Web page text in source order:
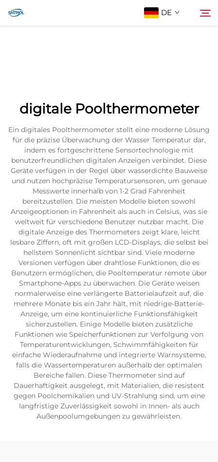
DE
Kontaktieren Sie uns
digitale Poolthermometer
Ein digitales Poolthermometer stellt eine moderne Lösung
für die präzise Überwachung der Wasser Temperatur dar,
indem es fortgeschrittene Sensortechnologie mit
benutzerfreundlichen digitalen Anzeigen verbindet. Diese
Geräte verfügen in der Regel über wasserdichte Bauweise
und nutzen hochpräzise Temperatursensoren, um genaue
Messwerte innerhalb von 1-2 Grad Fahrenheit
bereitzustellen. Die meisten Modelle bieten sowohl
Anzeigeoptionen in Fahrenheit als auch in Celsius, was sie
weltweit für verschiedene Benutzer nutzbar macht. Die
digitale Anzeige des Thermometers zeigt klare, leicht
lesbare Ziffern, oft mit großen LCD-Displays, die selbst bei
hellstem Sonnenlicht sichtbar sind. Viele moderne
Versionen verfügen über drahtlose Funktionen, die es
Benutzern ermöglichen, die Pooltemperatur remote über
Smartphone-Apps zu überwachen. Die Geräte weisen
normalerweise eine verlängerte Batterielaufzeit auf, die
mehrere Monate bis ein Jahr hält, mit niedrige-Batterie-
Anzeige, um eine kontinuierliche Funktionsfähigkeit
sicherzustellen. Einige Modelle bieten zusätzliche
Funktionen wie Speicherfunktionen zur Verfolgung von
Temperaturentwicklungen, Schwimmfähigkeiten für
einfache Wiederaufnahme und integrierte Warnsysteme,
falls die Wassertemperaturen außerhalb der optimalen
Bereiche fallen. Diese Thermometer sind auf
Dauerhaftigkeit ausgelegt, mit Materialien, die resistent
gegen Poolchemikalien und UV-Strahlung sind, um eine
langfristige Zuverlässigkeit sowohl in Innen- als auch
Außenpoolumgebungen zu gewährleisten.